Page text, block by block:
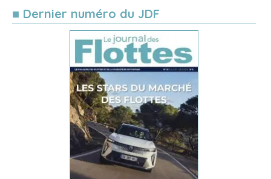
■ Dernier numéro du JDF